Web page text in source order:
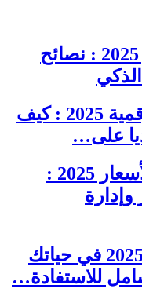
العقارات في مصر 2025 : نصائح
الصحة النفسية الرقمية 2025 : كيف
على…
الاقتصاد وارتفاع الأسعار 2025 :
الذكاء الاصطناعي 2025 في حياتك
للاستفادة…